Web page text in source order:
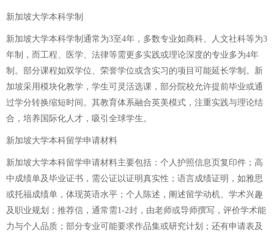
新加坡大学本科学制
新加坡大学本科学制通常为3至4年，多数专业如商科、人文社科等为3
年制，而工程、医学、法律等需更多实践或理论深度的专业多为4年
制。部分课程如双学位、荣誉学位或含实习的项目可能延长学制。新
加坡采用模块化教学，学生可灵活选课，部分院校允许提前毕业或通
过学分转换缩短时间。其教育体系融合英美模式，注重实践与理论结
合，培养国际化人才，吸引全球学生。
新加坡大学本科留学申请材料
新加坡大学本科留学申请材料主要包括：个人护照信息页复印件；高
中成绩单及毕业证书，需公证以证明真实性；语言成绩证明，如雅思
或托福成绩单，体现英语水平；个人陈述，阐述留学动机、学术兴趣
及职业规划；推荐信，通常需1-2封，由老师或导师撰写，评价学术能
力与个人品质；部分专业可能要求作品集或研究计划；还有申请表及